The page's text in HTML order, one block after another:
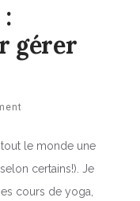
gérer
tout le monde une
certains!). Je
cours de yoga,